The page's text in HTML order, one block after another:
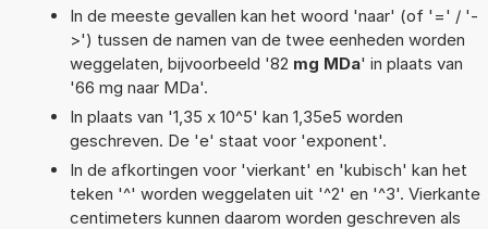
In de meeste gevallen kan het woord 'naar' (of '=' / '-
>') tussen de namen van de twee eenheden worden
weggelaten, bijvoorbeeld '82 mg MDa' in plaats van
'66 mg naar MDa'.
In plaats van '1,35 x 10^5' kan 1,35e5 worden
geschreven. De 'e' staat voor 'exponent'.
In de afkortingen voor 'vierkant' en 'kubisch' kan het
teken '^' worden weggelaten uit '^2' en '^3'. Vierkante
centimeters kunnen daarom worden geschreven als